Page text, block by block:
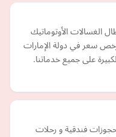
الغسالات الأوتوماتيك
سعر في دولة الإمارات
على جميع خدماتنا.
فندقية و رحلات